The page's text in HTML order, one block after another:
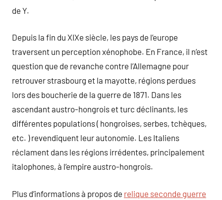
de Y.
Depuis la fin du XIXe siècle, les pays de l’europe
traversent un perception xénophobe. En France, il n’est
question que de revanche contre l’Allemagne pour
retrouver strasbourg et la mayotte, régions perdues
lors des boucherie de la guerre de 1871. Dans les
ascendant austro-hongrois et turc déclinants, les
différentes populations ( hongroises, serbes, tchèques,
etc. ) revendiquent leur autonomie. Les Italiens
réclament dans les régions irrédentes, principalement
italophones, à l’empire austro-hongrois.
Plus d’informations à propos de relique seconde guerre